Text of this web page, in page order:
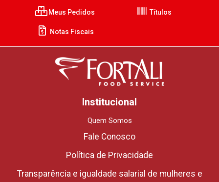
Meus Pedidos Títulos
Notas Fiscais
Institucional
Quem Somos
Fale Conosco
Política de Privacidade
Transparência e igualdade salarial de mulheres e